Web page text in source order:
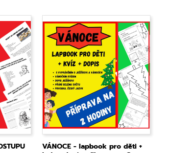
VÁNOCE - lapbook pro děti +